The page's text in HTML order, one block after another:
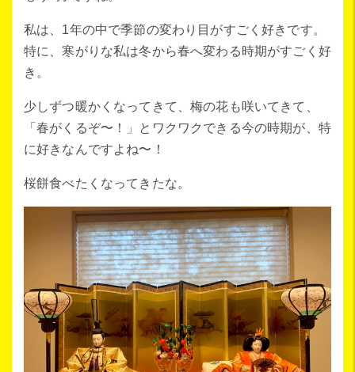
私は、1年の中で季節の変わり目がすごく好きです。
特に、寒がりな私は冬から春へ変わる時期がすごく好
き。
少しずつ暖かくなってきて、梅の花も咲いてきて、
「春がくるぞ〜！」とワクワクできる今の時期が、特
に好きなんですよね〜！
桜餅食べたくなってきたな。